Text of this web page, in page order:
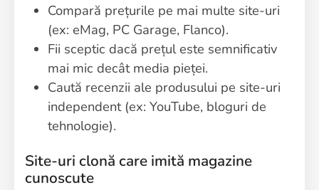
Compară prețurile pe mai multe site-uri
(ex: eMag, PC Garage, Flanco).
Fii sceptic dacă prețul este semnificativ
mai mic decât media pieței.
Caută recenzii ale produsului pe site-uri
independent (ex: YouTube, bloguri de
tehnologie).
Site-uri clonă care imită magazine
cunoscute